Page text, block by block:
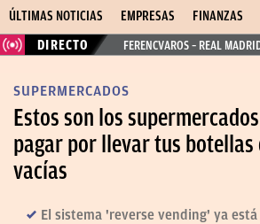
ÚLTIMAS NOTICIAS EMPRESAS FINANZAS
DIRECTO
FERENCVAROS – REAL
SUPERMERCADOS
Estos son los
pagar por llevar tus botellas
vacías
El sistema 'reverse vending' ya